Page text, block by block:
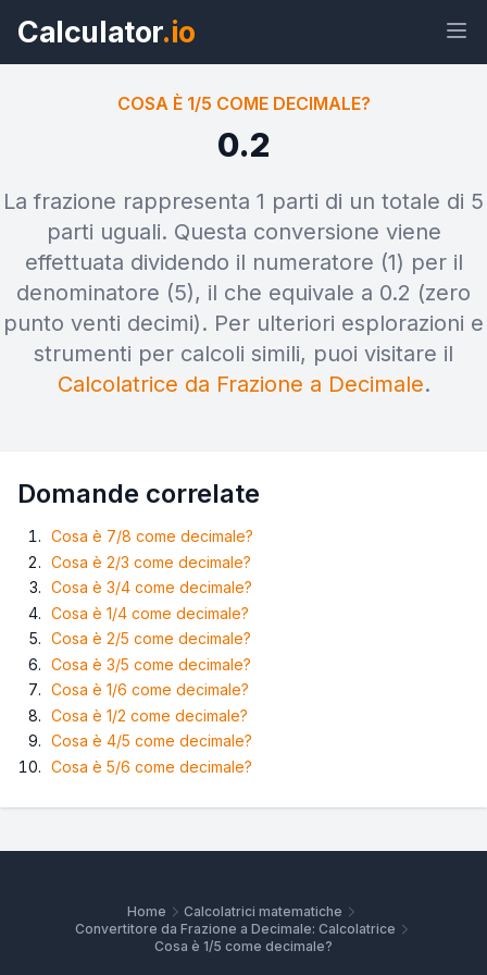
Calculator.io
Anteprima Cosa è 1/5 come
decimale? Widget
COSA È 1/5 COME DECIMALE?
0.2
La frazione rappresenta 1 parti di un totale di 5
parti uguali. Questa conversione viene
effettuata dividendo il numeratore (1) per il
denominatore (5), il che equivale a 0.2 (zero
punto venti decimi). Per ulteriori esplorazioni e
strumenti per calcoli simili, puoi visitare il
Calcolatrice da Frazione a Decimale.
Domande correlate
Cosa è 7/8 come decimale?
Cosa è 2/3 come decimale?
Cosa è 3/4 come decimale?
Cosa è 1/4 come decimale?
Cosa è 2/5 come decimale?
Cosa è 3/5 come decimale?
Cosa è 1/6 come decimale?
Cosa è 1/2 come decimale?
Cosa è 4/5 come decimale?
Cosa è 5/6 come decimale?
Home
Calcolatrici matematiche
Convertitore da Frazione a Decimale: Calcolatrice
Cosa è 1/5 come decimale?